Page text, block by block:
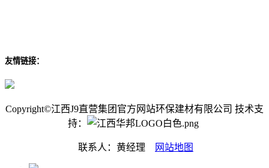
友情链接：
Copyright©江西J9直营集团官方网站环保建材有限公司 技术支
持：
联系人：黄经理 网站地图